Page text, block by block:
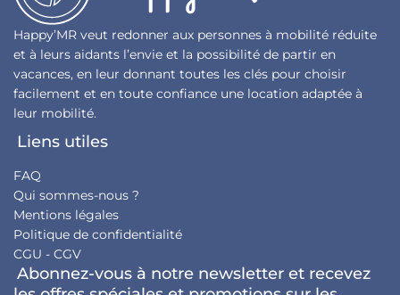
Happy’MR veut redonner aux personnes à mobilité réduite
et à leurs aidants l’envie et la possibilité de partir en
vacances, en leur donnant toutes les clés pour choisir
facilement et en toute confiance une location adaptée à
leur mobilité.
Liens utiles
FAQ
Qui sommes-nous ?
Mentions légales
Politique de confidentialité
CGU - CGV
Abonnez-vous à notre newsletter et recevez